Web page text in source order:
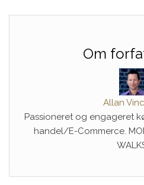
Om
Allan
Passioneret og engageret
handel/E-Commerce.